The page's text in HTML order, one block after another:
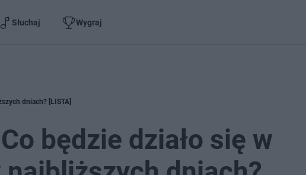
Słuchaj Wygraj
dniach? [LISTA]
będzie działo się w